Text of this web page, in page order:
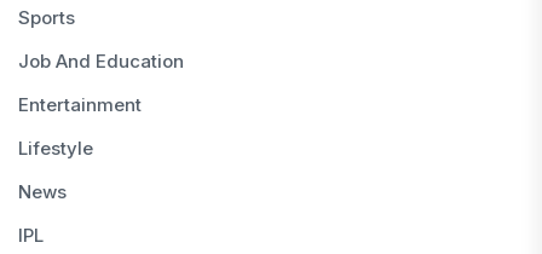
Sports
Job And Education
Entertainment
Lifestyle
News
IPL